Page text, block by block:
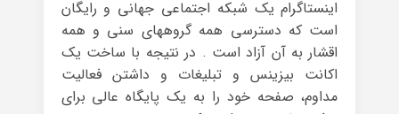
اینستاگرام یک شبکه اجتماعی جهانی و رایگان
است که دسترسی همه گروههای سنی و همه
اقشار به آن آزاد است . در نتیجه با ساخت یک
اکانت بیزینس و تبلیغات و داشتن فعالیت
مداوم، صفحه خود را به یک پایگاه عالی برای